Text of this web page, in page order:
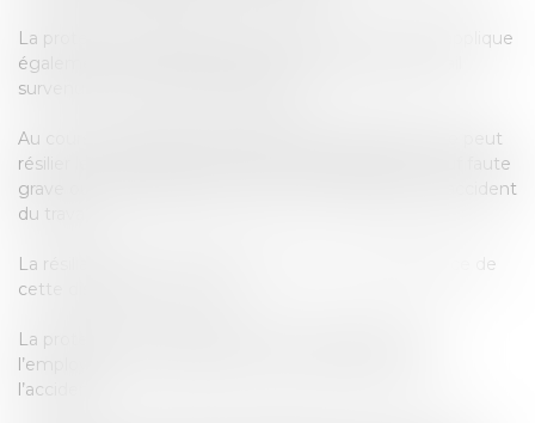
La protection légale prévue par le Code du travail s'applique
également en cas de rechute d'un accident du travail
survenu chez le même employeur.
Au cours des périodes de suspension, l’employeur ne peut
résilier le contrat de travail à durée indéterminée, sauf faute
grave ou impossibilité pour des motifs étrangers à l’accident
du travail.
La résiliation du contrat effectuée en méconnaissance de
cette disposition est nulle.
La protection est acquise dès la connaissance par
l’employeur du possible caractère professionnel de
l’accident.